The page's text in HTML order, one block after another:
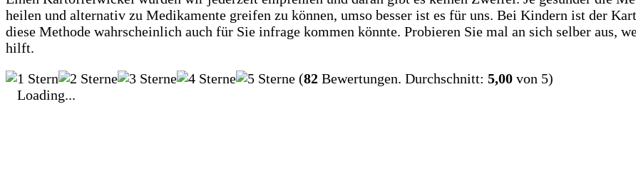
heilen und alternativ zu Medikamente greifen zu können, umso besser ist es für uns. Bei Kindern ist der
diese Methode wahrscheinlich auch für Sie infrage kommen könnte. Probieren Sie mal an sich selber aus,
hilft.
(82 Bewertungen. Durchschnitt: 5,00 von 5)
Loading...